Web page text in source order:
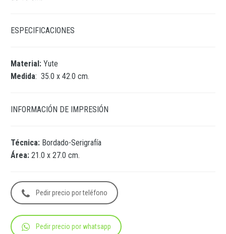
ESPECIFICACIONES
Material: Yute
Medida: 35.0 x 42.0 cm.
INFORMACIÓN DE IMPRESIÓN
Técnica: Bordado-Serigrafía
Área: 21.0 x 27.0 cm.
Pedir precio por teléfono
Pedir precio por whatsapp